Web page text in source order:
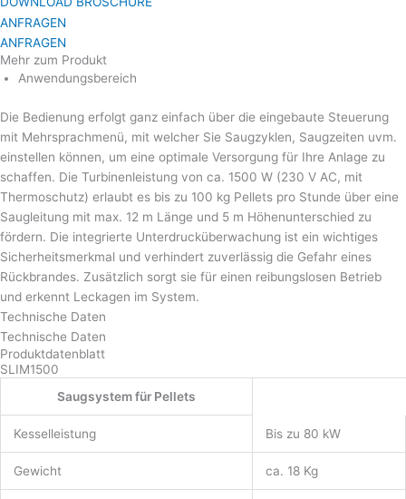
ANFRAGEN
ANFRAGEN
Mehr zum Produkt
Anwendungsbereich
Die Bedienung erfolgt ganz einfach über die eingebaute Steuerung
mit Mehrsprachmenü, mit welcher Sie Saugzyklen, Saugzeiten uvm.
einstellen können, um eine optimale Versorgung für Ihre Anlage zu
schaffen. Die Turbinenleistung von ca. 1500 W (230 V AC, mit
Thermoschutz) erlaubt es bis zu 100 kg Pellets pro Stunde über eine
Saugleitung mit max. 12 m Länge und 5 m Höhenunterschied zu
fördern. Die integrierte Unterdrucküberwachung ist ein wichtiges
Sicherheitsmerkmal und verhindert zuverlässig die Gefahr eines
Rückbrandes. Zusätzlich sorgt sie für einen reibungslosen Betrieb
und erkennt Leckagen im System.
Technische Daten
Technische Daten
Produktdatenblatt
SLIM1500
Saugsystem für Pellets
Kesselleistung Bis zu 80 kW
Gewicht ca. 18 Kg